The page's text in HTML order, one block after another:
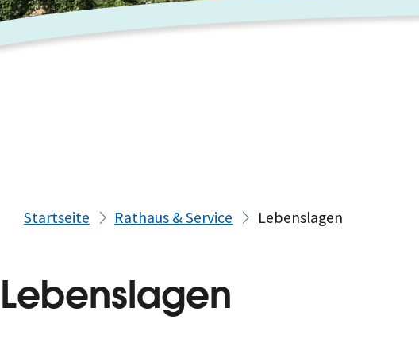
Startseite Rathaus & Service Lebenslagen
Lebenslagen